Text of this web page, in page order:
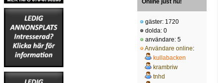
Online just nu!
gäster: 1720
dolda: 0
användare: 5
Användare online:
kullabacken
krambriw
tnhd